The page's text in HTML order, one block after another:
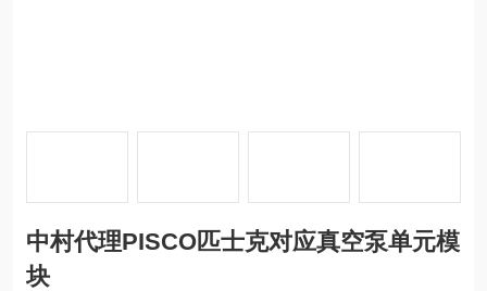
中村代理PISCO匹士克对应真空泵单元模
块